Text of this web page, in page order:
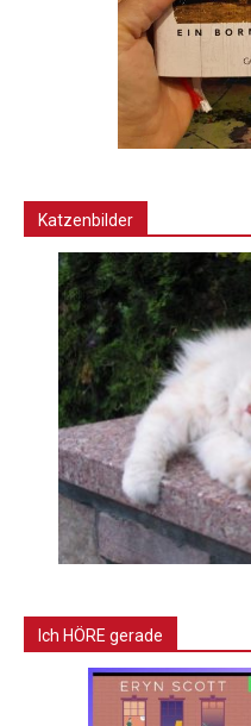
Katzenbilder
Ich HÖRE gerade